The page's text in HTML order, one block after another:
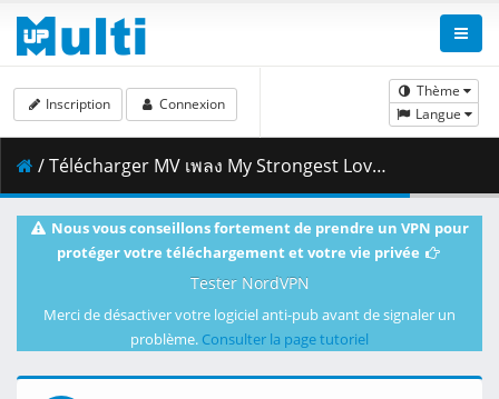
Thème
Langue
Inscription Connexion
/ Télécharger MV เพลง My Strongest Love Boss - Noeul Ost. บรรยากาศรัก เดอะซีรีส์ Love in The Air.mp4 ( 122.54 MB )
Nous vous conseillons fortement de prendre un VPN pour
protéger votre téléchargement et votre vie privée
Tester NordVPN
Merci de désactiver votre logiciel anti-pub avant de signaler un
problème. Consulter la page tutoriel